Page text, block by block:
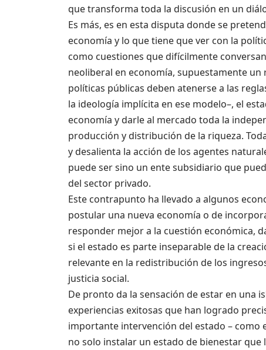
que transforma toda la discusión en un
Es más, es en esta disputa donde se
economía y lo que tiene que ver con la
como cuestiones que difícilmente
neoliberal en economía, supuestamente un
políticas públicas deben atenerse a las
la ideología implícita en ese modelo–, el
economía y darle al mercado toda la
producción y distribución de la riqueza.
y desalienta la acción de los agentes
puede ser sino un ente subsidiario que
del sector privado.
Este contrapunto ha llevado a algunos
postular una nueva economía o de
responder mejor a la cuestión económica,
si el estado es parte inseparable de la
relevante en la redistribución de los
justicia social.
De pronto da la sensación de estar en una
experiencias exitosas que han logrado
importante intervención del estado – como
no solo instalar un estado de bienestar